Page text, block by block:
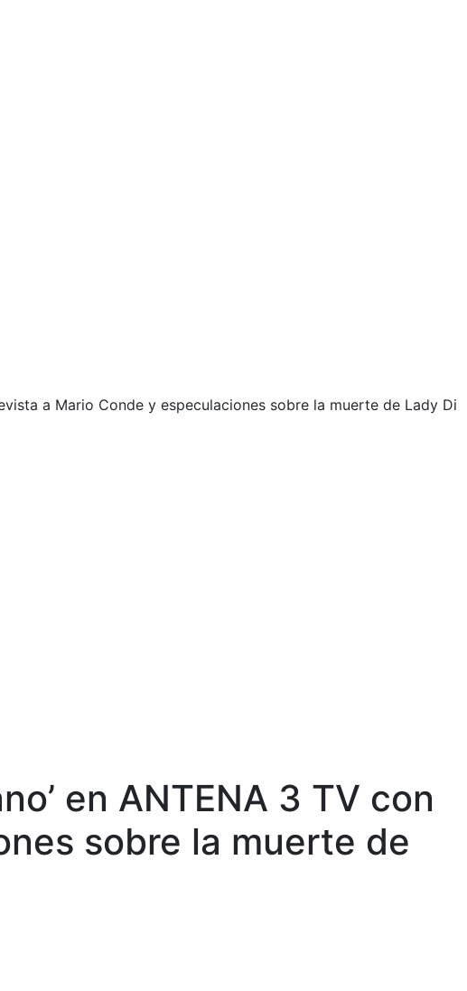
a Mario Conde y especulaciones sobre la muerte de Lady Di
en ANTENA 3 TV con
sobre la muerte de